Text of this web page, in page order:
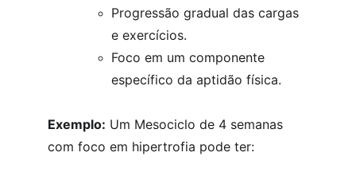
Progressão gradual das cargas
e exercícios.
Foco em um componente
específico da aptidão física.
Exemplo: Um Mesociclo de 4 semanas
com foco em hipertrofia pode ter: